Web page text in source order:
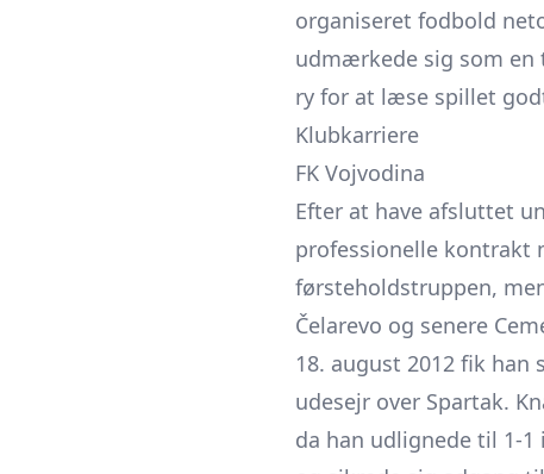
organiseret fodbold
udmærkede sig som
ry for at læse spillet
Klubkarriere
FK Vojvodina
Efter at have afsluttet
professionelle kontrakt
førsteholdstruppen,
Čelarevo og senere
18. august 2012 fik
udesejr over Spartak.
da han udlignede til 1-1